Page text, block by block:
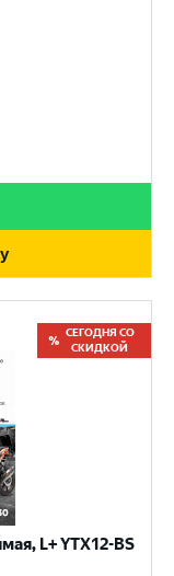
СЕГОДНЯ СО
СКИДКОЙ
L+ YTX12-BS